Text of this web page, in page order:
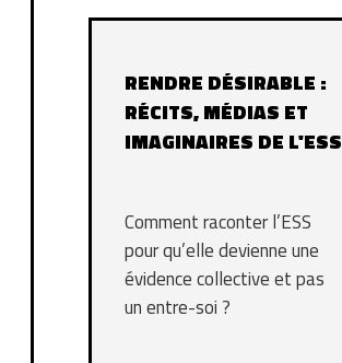
RENDRE DÉSIRABLE :
RÉCITS, MÉDIAS ET
IMAGINAIRES DE L'ESS
Comment raconter l’ESS
pour qu’elle devienne une
évidence collective et pas
un entre-soi ?